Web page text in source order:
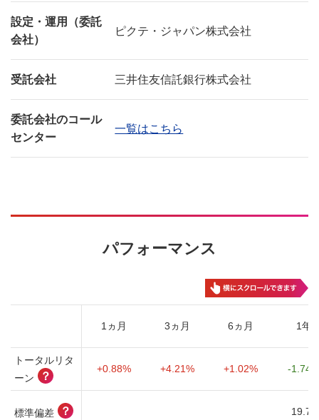
設定・運用（委託
会社）
ピクテ・ジャパン株式会社
受託会社 三井住友信託銀行株式会社
委託会社のコール
センター
一覧はこちら
パフォーマンス
トータルリタ
ーン
？
標準偏差 ？
1ヵ月 3ヵ月 6ヵ月 1年
+0.88% +4.21% +1.02% -1.74%
19.75